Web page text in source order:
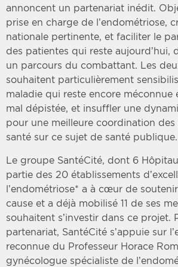
annoncent un partenariat inédit.
prise en charge de l’endométriose,
nationale pertinente, et faciliter le
des patientes qui reste aujourd’hui,
un parcours du combattant. Les
souhaitent particulièrement
maladie qui reste encore méconnue
mal dépistée, et insuffler une
pour une meilleure coordination
santé sur ce sujet de santé publique.
Le groupe SantéCité, dont 6
partie des 20 établissements
l’endométriose* a à cœur de
cause et a déjà mobilisé 11 de ses
souhaitent s’investir dans ce projet.
partenariat, SantéCité s’appuie sur
reconnue du Professeur Horace
gynécologue spécialiste de